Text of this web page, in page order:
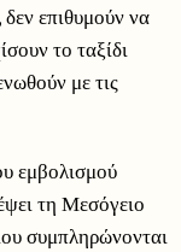
επιθυμούν να
το ταξίδι
με τις
εμβολισμού
τη Μεσόγειο
συμπληρώνονται